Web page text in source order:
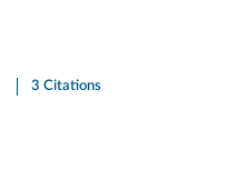
3 Citations